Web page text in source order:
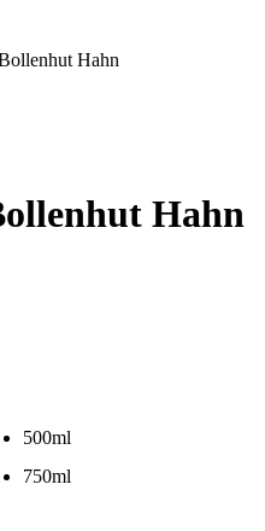
Hahn
Hahn
500ml
750ml